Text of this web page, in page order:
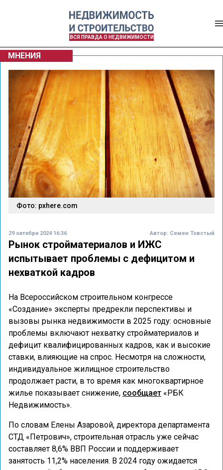
ВСЯ ПРАВДА О НЕДВИЖИМОСТИ
МНЕНИЯ
Фото: pxhere.com
29 октября 2024 16:36 Автор: Семен Товстый
Рынок стройматериалов и ИЖС
испытывает проблемы с дефицитом и
нехваткой кадров
На Всероссийском строительном конгрессе
«Создание» эксперты предрекли перспективы и
вызовы рынка недвижимости в 2025 году: основные
проблемы включают нехватку стройматериалов и
дефицит квалифицированных кадров, как и высокие
ставки, влияющие на спрос. Несмотря на сложности,
индивидуальное жилищное строительство
продолжает расти, в то время как многоквартирное
жилье показывает снижение, сообщает «РБК
Недвижимость».
По словам Елены Азаровой, директора департамента
СТД «Петрович», строительная отрасль уже сейчас
составляет 8,6% ВВП России и поддерживает
занятость 11,2% населения. В 2024 году ожидается